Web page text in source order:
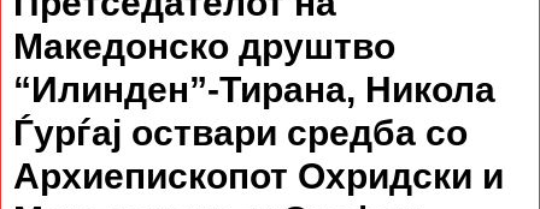
Македонско друштво
“Илинден”-Тирана, Никола
Ѓурѓај оствари средба со
Архиепископот Охридски и